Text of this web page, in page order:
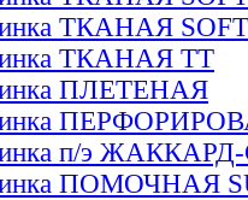
ТКАНАЯ
ТКАНАЯ ТТ
ПЛЕТЕНАЯ
п/э
ПОМОЧНАЯ